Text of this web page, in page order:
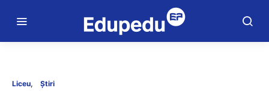
Liceu Știri